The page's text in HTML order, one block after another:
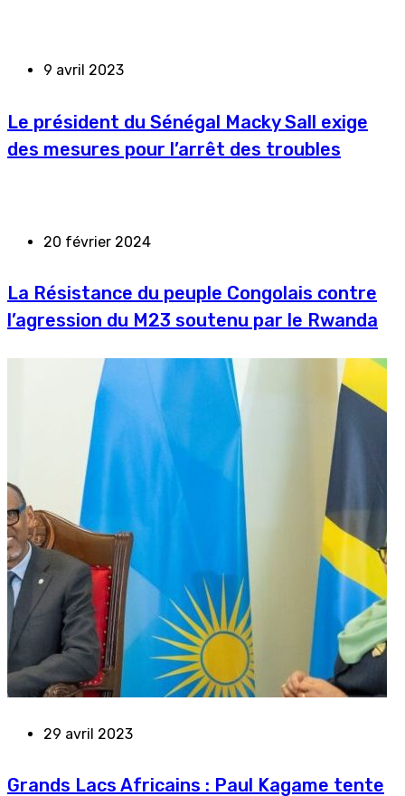
9 avril 2023
Le président du Sénégal Macky Sall exige
des mesures pour l’arrêt des troubles
20 février 2024
La Résistance du peuple Congolais contre
l’agression du M23 soutenu par le Rwanda
29 avril 2023
Grands Lacs Africains : Paul Kagame tente